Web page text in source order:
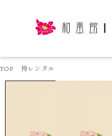
TOP 袴レンタル